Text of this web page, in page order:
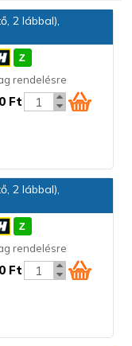
2 lábbal),
rendelésre
Ft
2 lábbal),
rendelésre
Ft